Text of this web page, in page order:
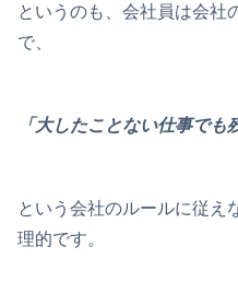
というのも、会社員は会社
で、
「大したことない仕事でも
という会社のルールに従え
理的です。